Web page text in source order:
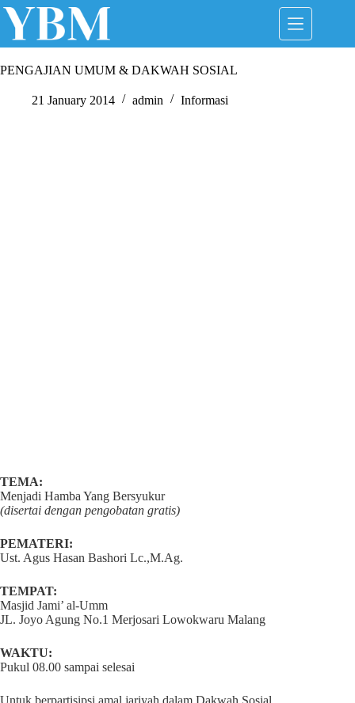
Skip
PENGAJIAN UMUM & DAKWAH SOSIAL
21 January 2014 admin Informasi
TEMA:
Menjadi Hamba Yang Bersyukur
(disertai dengan pengobatan gratis)
PEMATERI:
Ust. Agus Hasan Bashori Lc.,M.Ag.
TEMPAT:
Masjid Jami’ al-Umm
JL. Joyo Agung No.1 Merjosari Lowokwaru Malang
WAKTU:
Pukul 08.00 sampai selesai